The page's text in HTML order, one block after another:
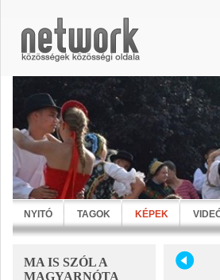
NYITÓ TAGOK KÉPEK
MA IS SZÓL A
MAGYARNÓTA